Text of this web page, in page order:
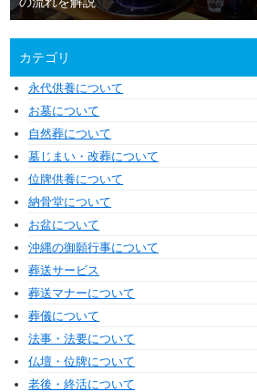
カテゴリ
永代供養について
お墓について
自然葬について
墓じまい・改葬について
位牌供養について
納骨堂について
お盆について
沖縄の御願行事について
葬送サービス
葬送マナーについて
葬儀について
法事・法要について
仏壇・位牌について
老後・終活について